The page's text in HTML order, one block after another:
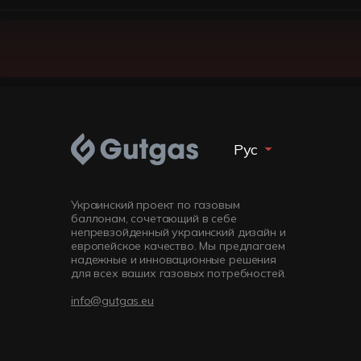
Рус
Украинский проект по газовым
баллонам, сочетающий в себе
непревзойденный украинский дизайн и
европейское качество. Мы предлагаем
надежные и инновационные решения
для всех ваших газовых потребностей.
info@gutgas.eu